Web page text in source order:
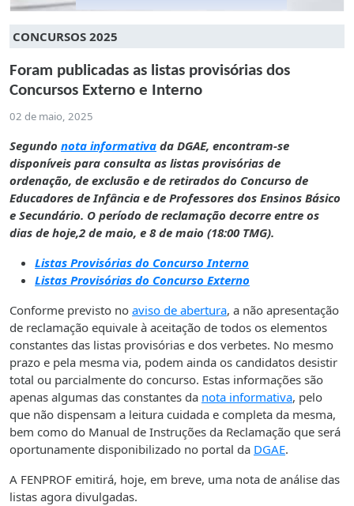
CONCURSOS 2025
Foram publicadas as listas provisórias dos
Concursos Externo e Interno
02 de maio, 2025
Segundo nota informativa da DGAE, encontram-se
disponíveis para consulta as listas provisórias de
ordenação, de exclusão e de retirados do Concurso de
Educadores de Infância e de Professores dos Ensinos Básico
e Secundário. O período de reclamação decorre entre os
dias de hoje,2 de maio, e 8 de maio (18:00 TMG).
Listas Provisórias do Concurso Interno
Listas Provisórias do Concurso Externo
Conforme previsto no aviso de abertura, a não apresentação
de reclamação equivale à aceitação de todos os elementos
constantes das listas provisórias e dos verbetes. No mesmo
prazo e pela mesma via, podem ainda os candidatos desistir
total ou parcialmente do concurso. Estas informações são
apenas algumas das constantes da nota informativa, pelo
que não dispensam a leitura cuidada e completa da mesma,
bem como do Manual de Instruções da Reclamação que será
oportunamente disponibilizado no portal da DGAE.
A FENPROF emitirá, hoje, em breve, uma nota de análise das
listas agora divulgadas.